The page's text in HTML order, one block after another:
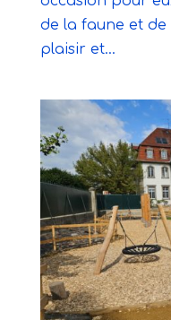
de la faune et
plaisir et...